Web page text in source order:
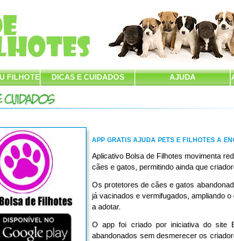
FILHOTE DICAS E CUIDADOS AJUDA
APP GRATIS AJUDA PETS E FILHOTES A
Aplicativo Bolsa de Filhotes movimenta
cães e gatos, permitindo ainda que
Os protetores de cães e gatos
já vacinados e vermifugados, ampliando
a adotar.
O app foi criado por iniciativa do site
abandonados sem desmerecer os